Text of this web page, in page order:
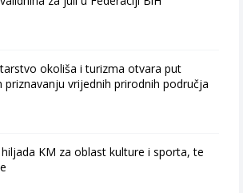
okoliša i turizma otvara put
vrijednih prirodnih područja
hiljada KM za oblast kulture i sporta, te